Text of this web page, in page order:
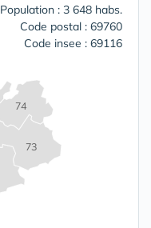
Population : 3 648 habs.
Code postal : 69760
Code insee : 69116
73
74